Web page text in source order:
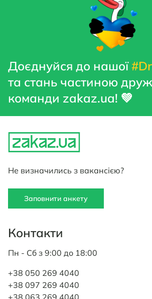
Доєднуйся до нашої
та стань частиною
команди zakaz.ua! 💚
Не визначились з вакансією?
Заповнити анкету
Контакти
Пн - Сб з 9:00 до 18:00
+38 050 269 4040
+38 097 269 4040
+38 063 269 4040